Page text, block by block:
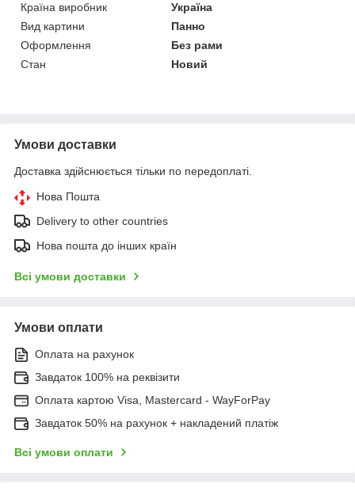
Країна виробник
Україна
Вид картини
Панно
Оформлення
Без рами
Стан
Новий
Умови доставки
Доставка здійснюється тільки по передоплаті.
Нова Пошта
Delivery to other countries
Нова пошта до інших країн
Всі умови доставки
Умови оплати
Оплата на рахунок
Завдаток 100% на реквізити
Оплата картою Visa, Mastercard - WayForPay
Завдаток 50% на рахунок + накладений платіж
Всі умови оплати